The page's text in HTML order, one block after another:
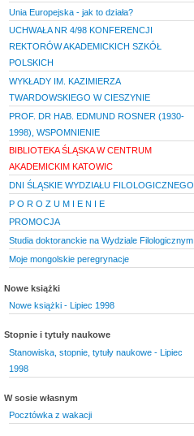
Unia Europejska - jak to działa?
UCHWAŁA NR 4/98 KONFERENCJI
REKTORÓW AKADEMICKICH SZKÓŁ
POLSKICH
WYKŁADY IM. KAZIMIERZA
TWARDOWSKIEGO W CIESZYNIE
PROF. DR HAB. EDMUND ROSNER (1930-
1998), WSPOMNIENIE
BIBLIOTEKA ŚLĄSKA W CENTRUM
AKADEMICKIM KATOWIC
DNI ŚLĄSKIE WYDZIAŁU FILOLOGICZNEGO
P O R O Z U M I E N I E
PROMOCJA
Studia doktoranckie na Wydziale Filologicznym
Moje mongolskie peregrynacje
Nowe książki
Nowe książki - Lipiec 1998
Stopnie i tytuły naukowe
Stanowiska, stopnie, tytuły naukowe - Lipiec
1998
W sosie własnym
Pocztówka z wakacji